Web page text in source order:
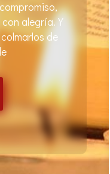
alegría. Y
de